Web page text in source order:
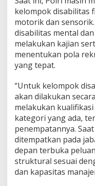
a
h
a
p
kelompok disabilitas
motorik dan
disabilitas mental
melakukan kajian
menentukan pola
yang tepat.
“Untuk kelompok
akan dilakukan
melakukan
kategori yang ada,
penempatannya.
ditempatkan pada
depan terbuka
struktural sesuai
dan kapasitas